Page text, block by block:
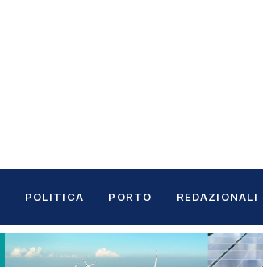
POLITICA PORTO REDAZIONALI